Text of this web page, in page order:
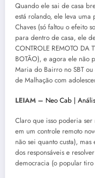
Quando ele sai de casa
está rolando, ele leva uma
Chaves (só faltou o efeito
para dentro de casa, ele
CONTROLE REMOTO DA
BOTÃO), e agora ele não
Maria do Bairro no SBT
de Malhação com
LEIAM – Neo Cab |
Claro que isso poderia ser
em um controle remoto
não sei quanto custa),
dos responsáveis e
democracia (o popular